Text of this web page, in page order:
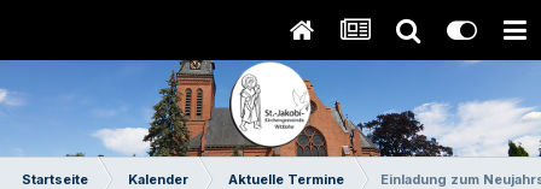
Startseite Kalender Aktuelle Termine Einladung zum